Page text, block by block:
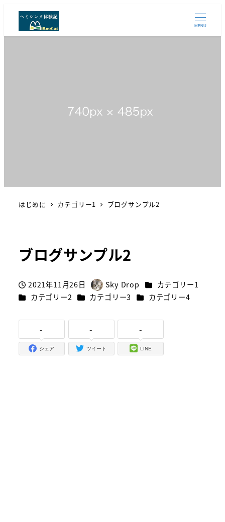
MENU
はじめに カテゴリー1 ブログサンプル2
ブログサンプル2
投稿日
2021年11月26日
著
者
Sky Drop カテゴリー
カテゴリー1
カテゴリー
カテゴリー2 カテゴリー
カテゴリー3 カテゴリー
カテゴリー4
-
シェア
-
ツイート
-
LINE